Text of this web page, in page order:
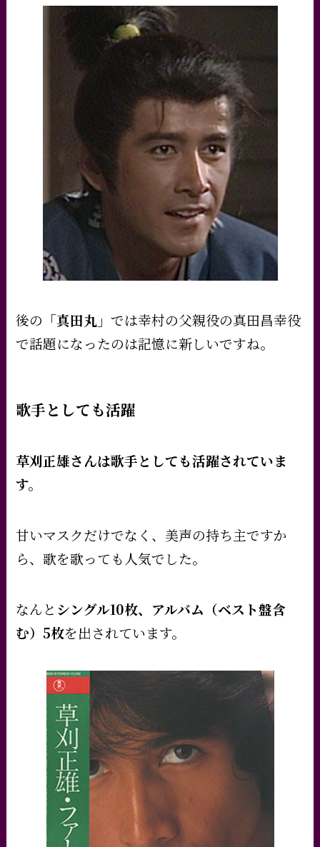
後の 「真田丸」では幸村の父親役の真田昌幸役
で話題になったのは記憶に新しいですね。
歌手としても活躍
草刈正雄さんは歌手としても活躍されていま
す。
甘いマスクだけでなく、美声の持ち主ですか
ら、歌を歌っても人気でした。
なんと シングル10枚、アルバム（ベスト盤含
む）5枚を出されています。